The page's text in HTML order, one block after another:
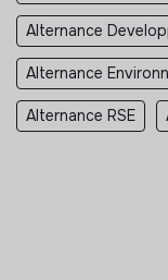
Alternance
Alternance
Alternance RSE